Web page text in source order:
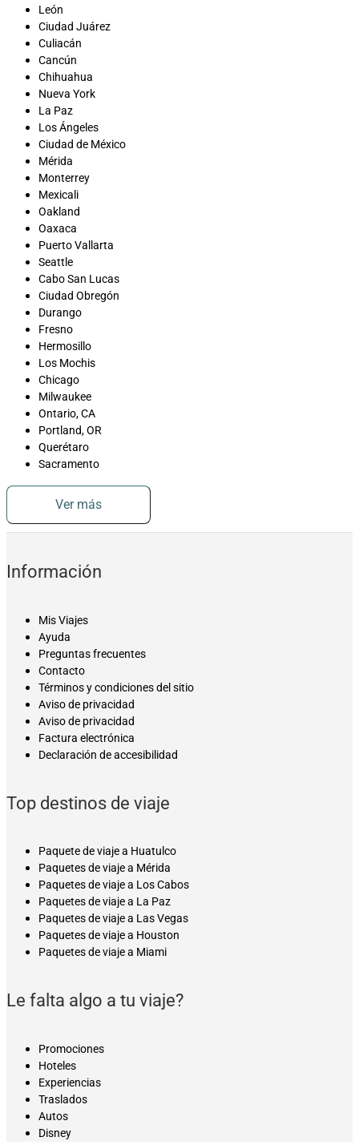
León
Ciudad Juárez
Culiacán
Cancún
Chihuahua
Nueva York
La Paz
Los Ángeles
Ciudad de México
Mérida
Monterrey
Mexicali
Oakland
Oaxaca
Puerto Vallarta
Seattle
Cabo San Lucas
Ciudad Obregón
Durango
Fresno
Hermosillo
Los Mochis
Chicago
Milwaukee
Ontario, CA
Portland, OR
Querétaro
Sacramento
Ver más
Información
Mis Viajes
Ayuda
Preguntas frecuentes
Contacto
Términos y condiciones del sitio
Aviso de privacidad
Aviso de privacidad
Factura electrónica
Declaración de accesibilidad
Top destinos de viaje
Paquete de viaje a Huatulco
Paquetes de viaje a Mérida
Paquetes de viaje a Los Cabos
Paquetes de viaje a La Paz
Paquetes de viaje a Las Vegas
Paquetes de viaje a Houston
Paquetes de viaje a Miami
Le falta algo a tu viaje?
Promociones
Hoteles
Experiencias
Traslados
Autos
Disney